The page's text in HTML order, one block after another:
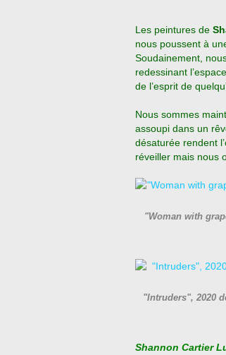
Les peintures de
nous poussent à
Soudainement,
redessinant
de l’esprit de
Nous sommes
assoupi dans un
désaturée rendent
réveiller mais nous
"Woman with
"Intruders", 2020
Shannon Cartier